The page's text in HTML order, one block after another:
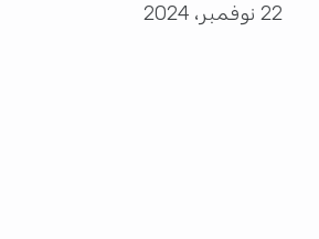
22 نوفمبر، 2024